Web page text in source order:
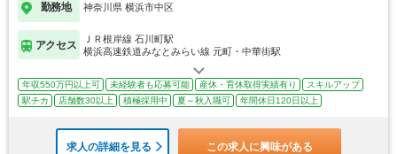
勤務地 神奈川県 横浜市中区
アクセス
ＪＲ根岸線 石川町駅
横浜高速鉄道みなとみらい線 元町・中華街駅
年収550万円以上可 未経験者も応募可能 産休・育休取得実績有り
スキルアップ
駅チカ
店舗数30以上 積極採用中 夏～秋入職可 年間休日120日以上
求人の詳細を見る この求人に興味がある